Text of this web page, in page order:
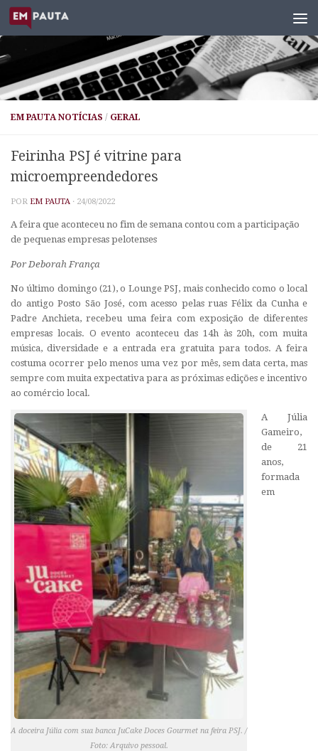
Skip to content
EM PAUTA NOTÍCIAS / GERAL
Feirinha PSJ é vitrine para
microempreendedores
POR EM PAUTA · 24/08/2022
A feira que aconteceu no fim de semana contou com a participação
de pequenas empresas pelotenses
Por Deborah França
No último domingo (21), o LoungePSJ, mais conhecido como o local
do antigo Posto São José, com acesso pelas ruas Félix da Cunha e
Padre Anchieta, recebeu uma feira com exposição de diferentes
empresas locais. O evento aconteceu das 14h às 20h, com muita
música, diversidade e a entrada era gratuita para todos. A feira
costuma ocorrer pelo menos uma vez por mês, sem data certa, mas
sempre com muita expectativa para as próximas edições e incentivo
ao comércio local.
A doceira Júlia com sua banca JuCake Doces Gourmet na feira PSJ. /
Foto: Arquivo pessoal.
A Júlia
Gameiro,
de 21
anos,
formada
em